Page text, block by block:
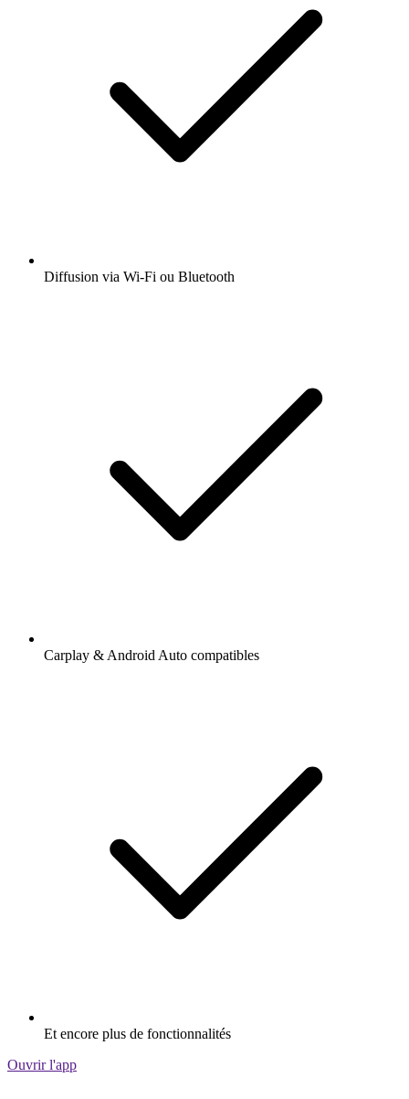
Diffusion via Wi-Fi ou Bluetooth
Carplay & Android Auto compatibles
Et encore plus de fonctionnalités
Ouvrir l'app